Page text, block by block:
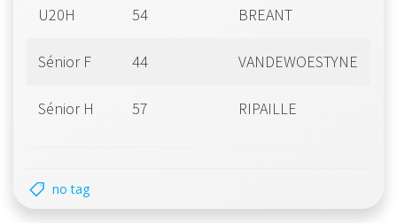
U20H 54 BREANT
Sénior F 44 VANDEWOESTYNE
Sénior H 57 RIPAILLE
no tag